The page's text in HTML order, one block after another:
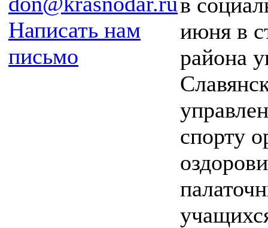
Написать нам
письмо
июня в
района
спорту